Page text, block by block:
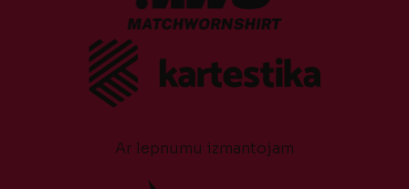
Ar lepnumu izmantojam